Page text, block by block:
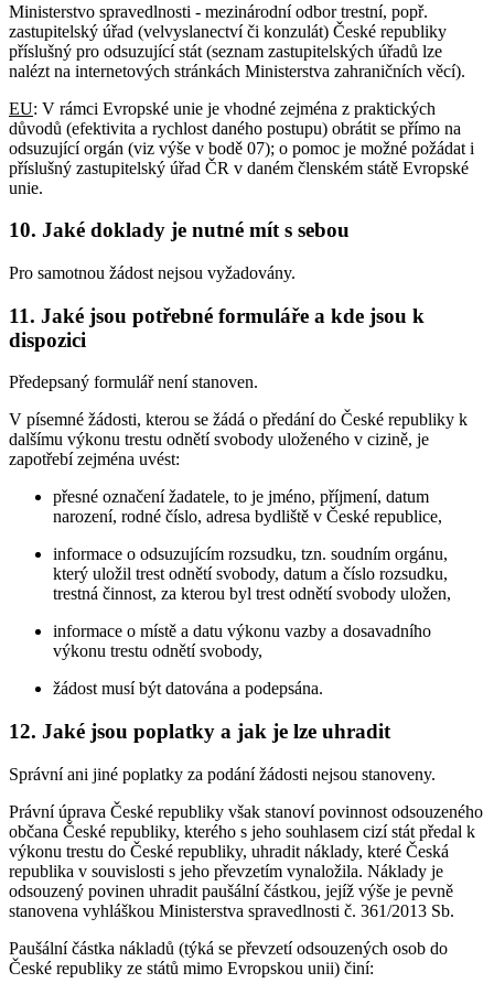
Ministerstvo spravedlnosti - mezinárodní odbor trestní, popř.
zastupitelský úřad (velvyslanectví či konzulát) České republiky
příslušný pro odsuzující stát (seznam zastupitelských úřadů lze
nalézt na internetových stránkách Ministerstva zahraničních věcí).
EU: V rámci Evropské unie je vhodné zejména z praktických
důvodů (efektivita a rychlost daného postupu) obrátit se přímo na
odsuzující orgán (viz výše v bodě 07); o pomoc je možné požádat i
příslušný zastupitelský úřad ČR v daném členském státě Evropské
unie.
10. Jaké doklady je nutné mít s sebou
Pro samotnou žádost nejsou vyžadovány.
11. Jaké jsou potřebné formuláře a kde jsou k
dispozici
Předepsaný formulář není stanoven.
V písemné žádosti, kterou se žádá o předání do České republiky k
dalšímu výkonu trestu odnětí svobody uloženého v cizině, je
zapotřebí zejména uvést:
přesné označení žadatele, to je jméno, příjmení, datum
narození, rodné číslo, adresa bydliště v České republice,
informace o odsuzujícím rozsudku, tzn. soudním orgánu,
který uložil trest odnětí svobody, datum a číslo rozsudku,
trestná činnost, za kterou byl trest odnětí svobody uložen,
informace o místě a datu výkonu vazby a dosavadního
výkonu trestu odnětí svobody,
žádost musí být datována a podepsána.
12. Jaké jsou poplatky a jak je lze uhradit
Správní ani jiné poplatky za podání žádosti nejsou stanoveny.
Právní úprava České republiky však stanoví povinnost odsouzeného
občana České republiky, kterého s jeho souhlasem cizí stát předal k
výkonu trestu do České republiky, uhradit náklady, které Česká
republika v souvislosti s jeho převzetím vynaložila. Náklady je
odsouzený povinen uhradit paušální částkou, jejíž výše je pevně
stanovena vyhláškou Ministerstva spravedlnosti č. 361/2013 Sb.
Paušální částka nákladů (týká se převzetí odsouzených osob do
České republiky ze států mimo Evropskou unii) činí: